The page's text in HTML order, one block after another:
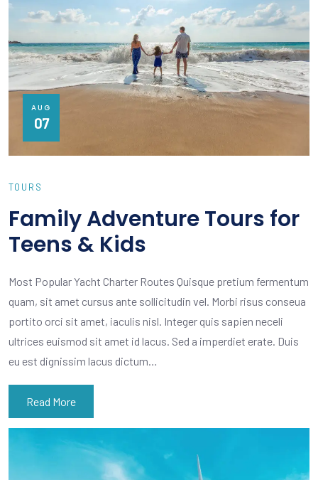
AUG
07
TOURS
Family Adventure Tours for
Teens & Kids
Most Popular Yacht Charter Routes Quisque pretium fermentum
quam, sit amet cursus ante sollicitudin vel. Morbi risus conseua
portito orci sit amet, iaculis nisl. Integer quis sapien neceli
ultrices euismod sit amet id lacus. Sed a imperdiet erate. Duis
eu est dignissim lacus dictum…
Read More